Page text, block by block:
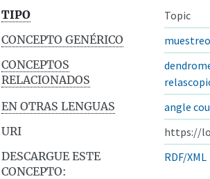
TIPO
Topic
CONCEPTO GENÉRICO
muestreo
CONCEPTOS
RELACIONADOS
EN OTRAS LENGUAS
angle
URI
https://
DESCARGUE ESTE
CONCEPTO:
RDF/XML